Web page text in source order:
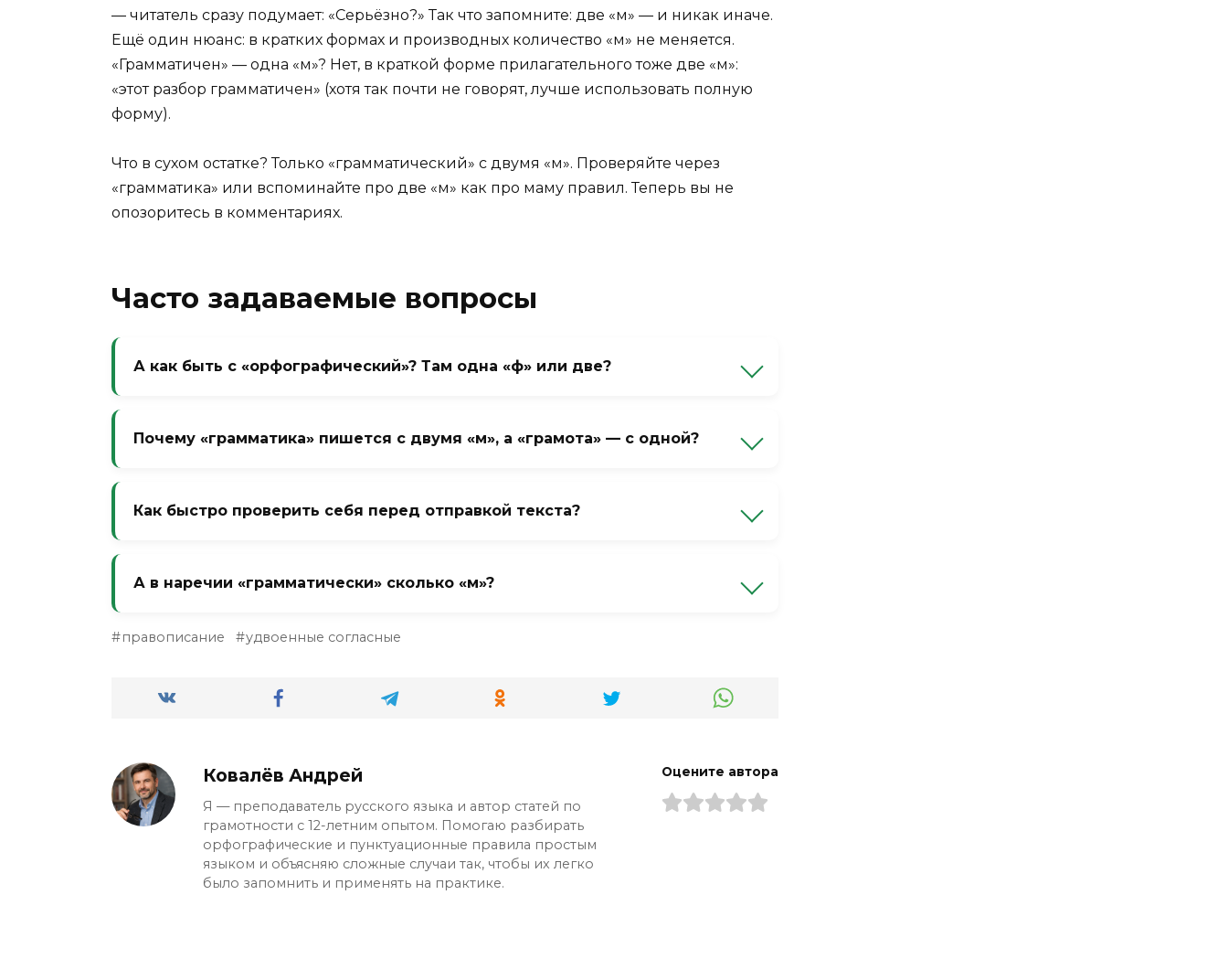
— читатель сразу подумает: «Серьёзно?» Так что запомните: две «м» — и никак иначе.
Ещё один нюанс: в кратких формах и производных количество «м» не меняется.
«Грамматичен» — одна «м»? Нет, в краткой форме прилагательного тоже две «м»:
«этот разбор грамматичен» (хотя так почти не говорят, лучше использовать полную
форму).
Что в сухом остатке? Только «грамматический» с двумя «м». Проверяйте через
«грамматика» или вспоминайте про две «м» как про маму правил. Теперь вы не
опозоритесь в комментариях.
Часто задаваемые вопросы
А как быть с «орфографический»? Там одна «ф» или две?
слово, не путайте.
Почему «грамматика» пишется с двумя «м», а «грамота» — с одной?
менять это нельзя.
Как быстро проверить себя перед отправкой текста?
безотказно.
А в наречии «грамматически» сколько «м»?
две «м». Наречия сохраняют написание исходного слова.
правописание удвоенные согласные
Ковалёв Андрей
Я — преподаватель русского языка и автор статей по
грамотности с 12-летним опытом. Помогаю разбирать
орфографические и пунктуационные правила простым
языком и объясняю сложные случаи так, чтобы их легко
было запомнить и применять на практике.
Оцените автора